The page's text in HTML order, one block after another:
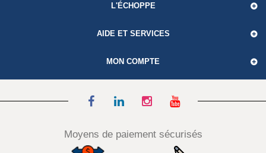
L'ÉCHOPPE
AIDE ET SERVICES
MON COMPTE
Moyens de paiement sécurisés